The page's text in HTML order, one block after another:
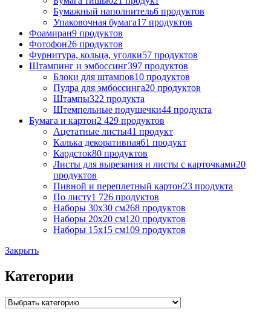
Бумажный наполнитель6 продуктов
Упаковочная бумага17 продуктов
Фоамиран9 продуктов
Фотофон26 продуктов
Фурнитура, кольца, уголки57 продуктов
Штампинг и эмбоссинг397 продуктов
Блоки для штампов10 продуктов
Пудра для эмбоссинга20 продуктов
Штампы322 продукта
Штемпельные подушечки44 продукта
Бумага и картон2 429 продуктов
Ацетатные листы41 продукт
Калька декоративная61 продукт
Кардсток80 продуктов
Листы для вырезания и листы с карточками20
продуктов
Пивной и переплетный картон23 продукта
По листу1 726 продуктов
Наборы 30х30 см268 продуктов
Наборы 20х20 см120 продуктов
Наборы 15х15 см109 продуктов
Закрыть
Категории